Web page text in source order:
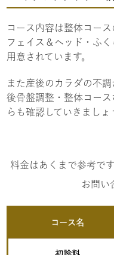
コース内容は整体コー
フェイス＆ヘッド・ふ
用意されています。
また産後のカラダの不
後骨盤調整・整体コー
らも確認していきましょ
料金はあくまで参考で
お問い
コース名